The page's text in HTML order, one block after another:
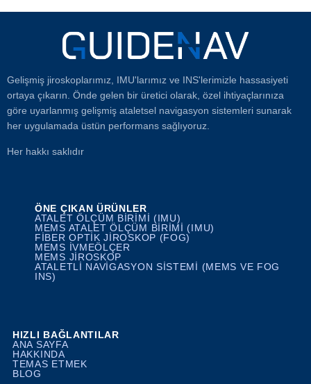
Gelişmiş jiroskoplarımız, IMU'larımız ve INS'lerimizle hassasiyeti
ortaya çıkarın. Önde gelen bir üretici olarak, özel ihtiyaçlarınıza
göre uyarlanmış gelişmiş ataletsel navigasyon sistemleri sunarak
her uygulamada üstün performans sağlıyoruz.
Her hakkı saklıdır
ÖNE ÇIKAN ÜRÜNLER
ATALET ÖLÇÜM BIRIMI (IMU)
MEMS ATALET ÖLÇÜM BIRIMI (IMU)
FIBER OPTIK JIROSKOP (FOG)
MEMS İVMEÖLÇER
MEMS JIROSKOP
ATALETLI NAVIGASYON SISTEMI (MEMS VE FOG
INS)
HIZLI BAĞLANTILAR
ANA SAYFA
HAKKINDA
TEMAS ETMEK
BLOG